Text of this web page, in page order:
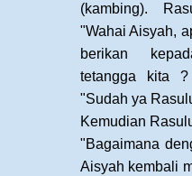
(kambing).
"Wahai Aisyah,
berikan
tetangga kita ?
"Sudah ya
Kemudian
"Bagaimana
Aisyah kembali